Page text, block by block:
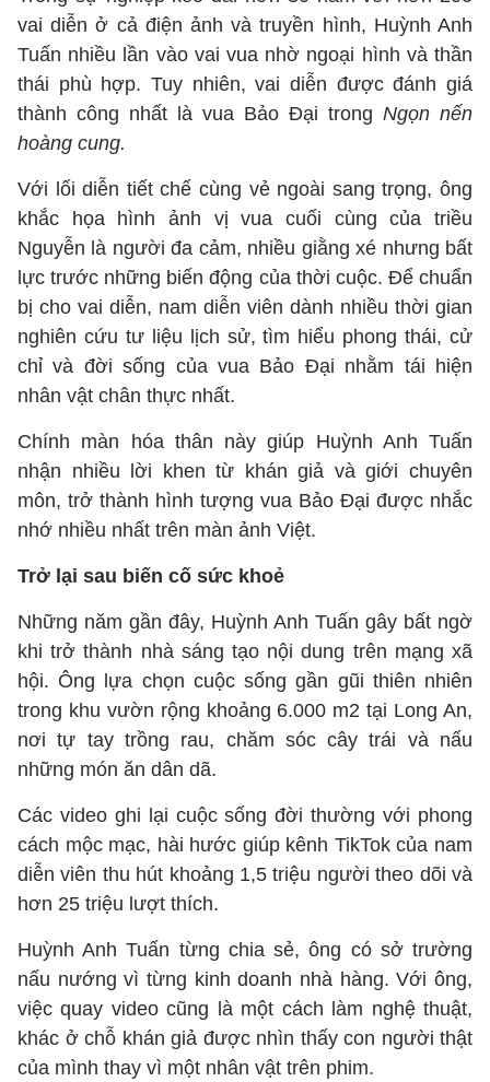
vai diễn ở cả điện ảnh và truyền hình, Huỳnh Anh
Tuấn nhiều lần vào vai vua nhờ ngoại hình và thần
thái phù hợp. Tuy nhiên, vai diễn được đánh giá
thành công nhất là vua Bảo Đại trong Ngọn nến
hoàng cung.
Với lối diễn tiết chế cùng vẻ ngoài sang trọng, ông
khắc họa hình ảnh vị vua cuối cùng của triều
Nguyễn là người đa cảm, nhiều giằng xé nhưng bất
lực trước những biến động của thời cuộc. Để chuẩn
bị cho vai diễn, nam diễn viên dành nhiều thời gian
nghiên cứu tư liệu lịch sử, tìm hiểu phong thái, cử
chỉ và đời sống của vua Bảo Đại nhằm tái hiện
nhân vật chân thực nhất.
Chính màn hóa thân này giúp Huỳnh Anh Tuấn
nhận nhiều lời khen từ khán giả và giới chuyên
môn, trở thành hình tượng vua Bảo Đại được nhắc
nhớ nhiều nhất trên màn ảnh Việt.
Trở lại sau biến cố sức khoẻ
Những năm gần đây, Huỳnh Anh Tuấn gây bất ngờ
khi trở thành nhà sáng tạo nội dung trên mạng xã
hội. Ông lựa chọn cuộc sống gần gũi thiên nhiên
trong khu vườn rộng khoảng 6.000 m2 tại Long An,
nơi tự tay trồng rau, chăm sóc cây trái và nấu
những món ăn dân dã.
Các video ghi lại cuộc sống đời thường với phong
cách mộc mạc, hài hước giúp kênh TikTok của nam
diễn viên thu hút khoảng 1,5 triệu người theo dõi và
hơn 25 triệu lượt thích.
Huỳnh Anh Tuấn từng chia sẻ, ông có sở trường
nấu nướng vì từng kinh doanh nhà hàng. Với ông,
việc quay video cũng là một cách làm nghệ thuật,
khác ở chỗ khán giả được nhìn thấy con người thật
của mình thay vì một nhân vật trên phim.